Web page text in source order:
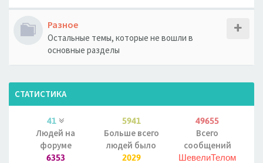
Разное
Остальные темы, которые не вошли в
основные разделы
СТАТИСТИКА
41
Людей на
форуме
5941
Больше всего
людей было
49655
Всего
сообщений
6353 2029 ШевелиТелом